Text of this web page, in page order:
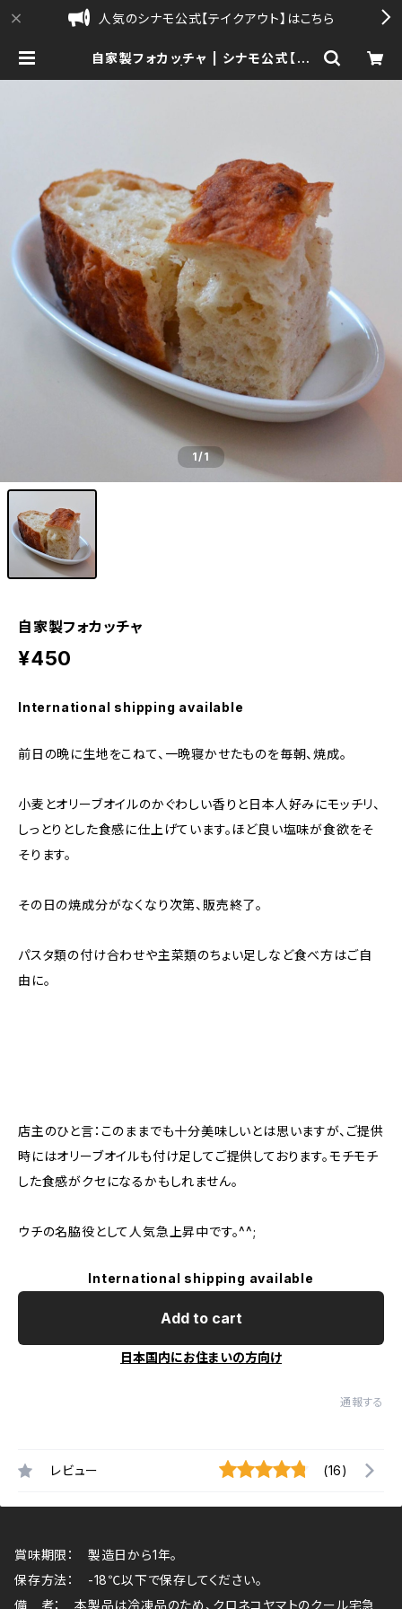
人気のシナモ公式【テイクアウト】はこちら
自家製フォカッチャ | シナモ公式【通
1/1
自家製フォカッチャ
¥450
International shipping available
前日の晩に生地をこねて、一晩寝かせたものを毎朝、焼成。
小麦とオリーブオイルのかぐわしい香りと日本人好みにモッチリ、
しっとりとした食感に仕上げています。ほど良い塩味が食欲をそ
そります。
その日の焼成分がなくなり次第、販売終了。
パスタ類の付け合わせや主菜類のちょい足しなど食べ方はご自
由に。
店主のひと言：このままでも十分美味しいとは思いますが、ご提供
時にはオリーブオイルも付け足してご提供しております。モチモチ
した食感がクセになるかもしれません。
ウチの名脇役として人気急上昇中です。^^;
International shipping available
Add to cart
日本国内にお住まいの方向け
通報する
レビュー (16)
賞味期限： 製造日から1年。
保存方法： -18℃以下で保存してください。
備 考： 本製品は冷凍品のため、クロネコヤマトのクール宅急